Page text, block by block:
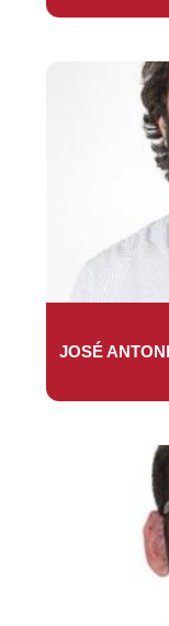
JOSÉ